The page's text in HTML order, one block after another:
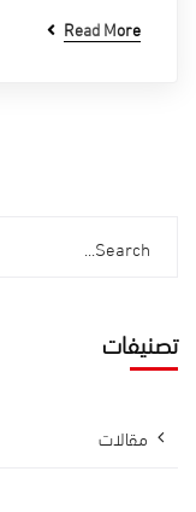
Read More
تصنيفات
مقالات